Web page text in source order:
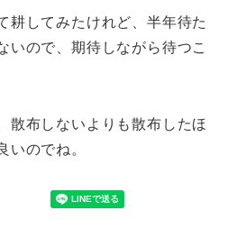
耕してみたけれど、半年待た
いので、期待しながら待つこ
散布しないよりも散布したほ
のでね。